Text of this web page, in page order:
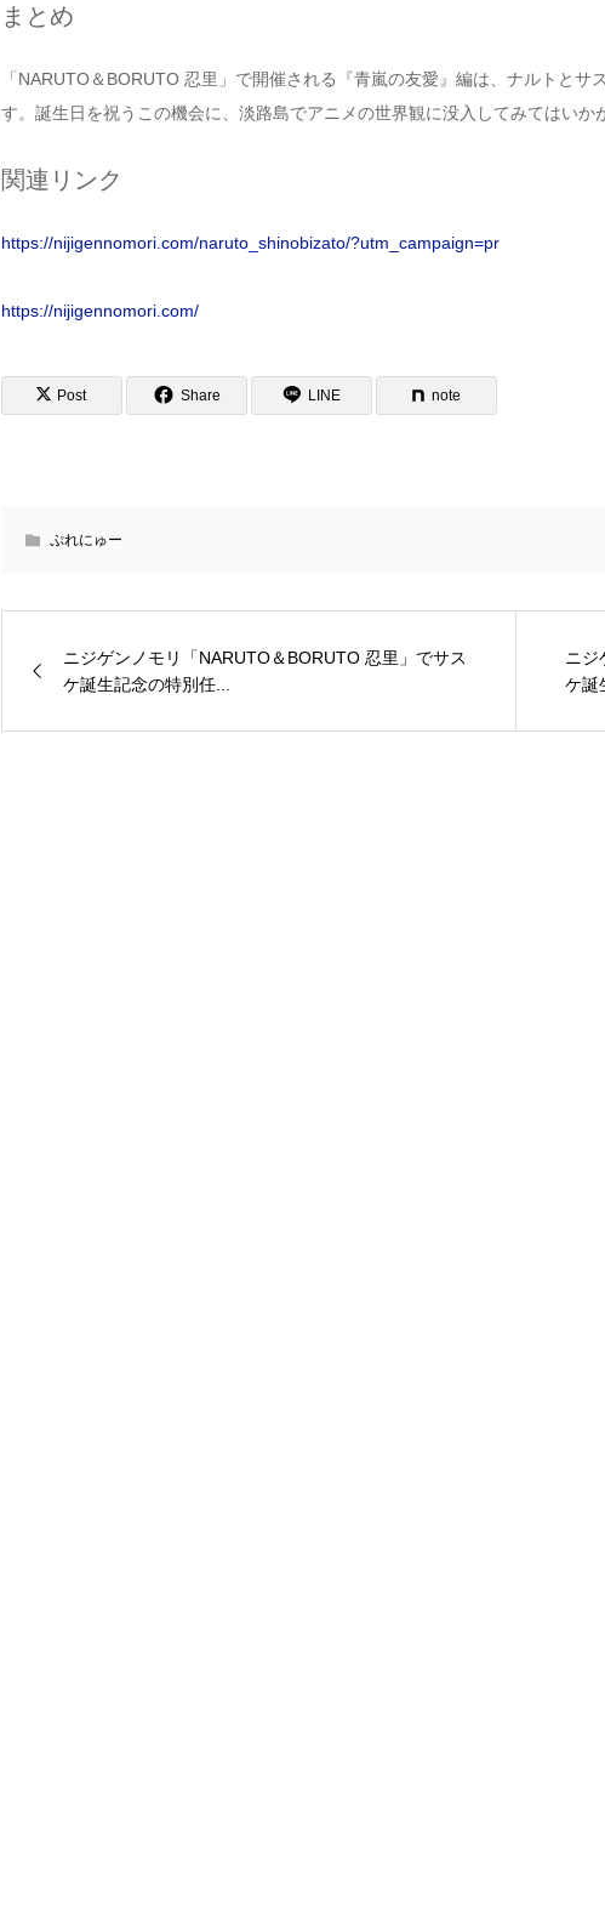
まとめ
「NARUTO＆BORUTO 忍里」で開催される『青嵐の友愛』編は、ナルトと
す。誕生日を祝うこの機会に、淡路島でアニメの世界観に没入してみてはいか
関連リンク
https://nijigennomori.com/naruto_shinobizato/?utm_campaign=pr
https://nijigennomori.com/
Post Share LINE note
ぷれにゅー
ニジゲンノモリ「NARUTO＆BORUTO 忍里」でサス
ケ誕生記念の特別任...
ニジ
ケ誕